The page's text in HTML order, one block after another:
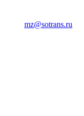
mz@sotrans.ru